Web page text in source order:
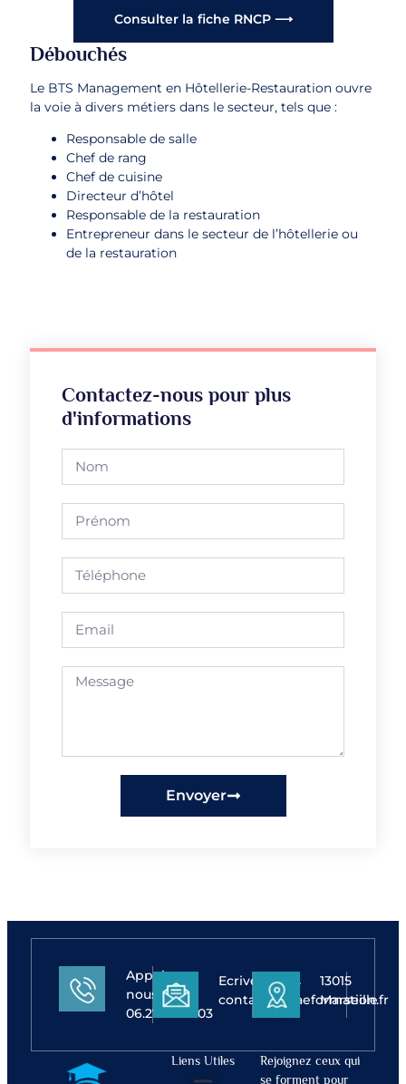
Consulter la fiche RNCP ⟶
Débouchés
Le BTS Management en Hôtellerie-Restauration ouvre
la voie à divers métiers dans le secteur, tels que :
Responsable de salle
Chef de rang
Chef de cuisine
Directeur d’hôtel
Responsable de la restauration
Entrepreneur dans le secteur de l’hôtellerie ou
de la restauration
Contactez-nous pour plus
d'informations
Envoyer
Appelez-
nous
06.27.65.59.03
Ecrivez-nous
contact@avaeformation.fr
13015
Marseille
Liens Utiles
Rejoignez ceux qui
se forment pour